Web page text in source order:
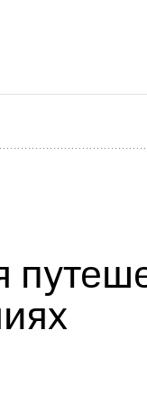
Новости в
и аудит